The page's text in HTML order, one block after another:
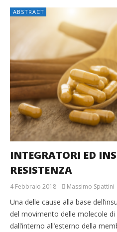
ABSTRACT
INTEGRATORI ED
RESISTENZA
4 Febbraio 2018 Massimo Spattini
Una delle cause alla base
del movimento delle molecole
dall’interno all’esterno della